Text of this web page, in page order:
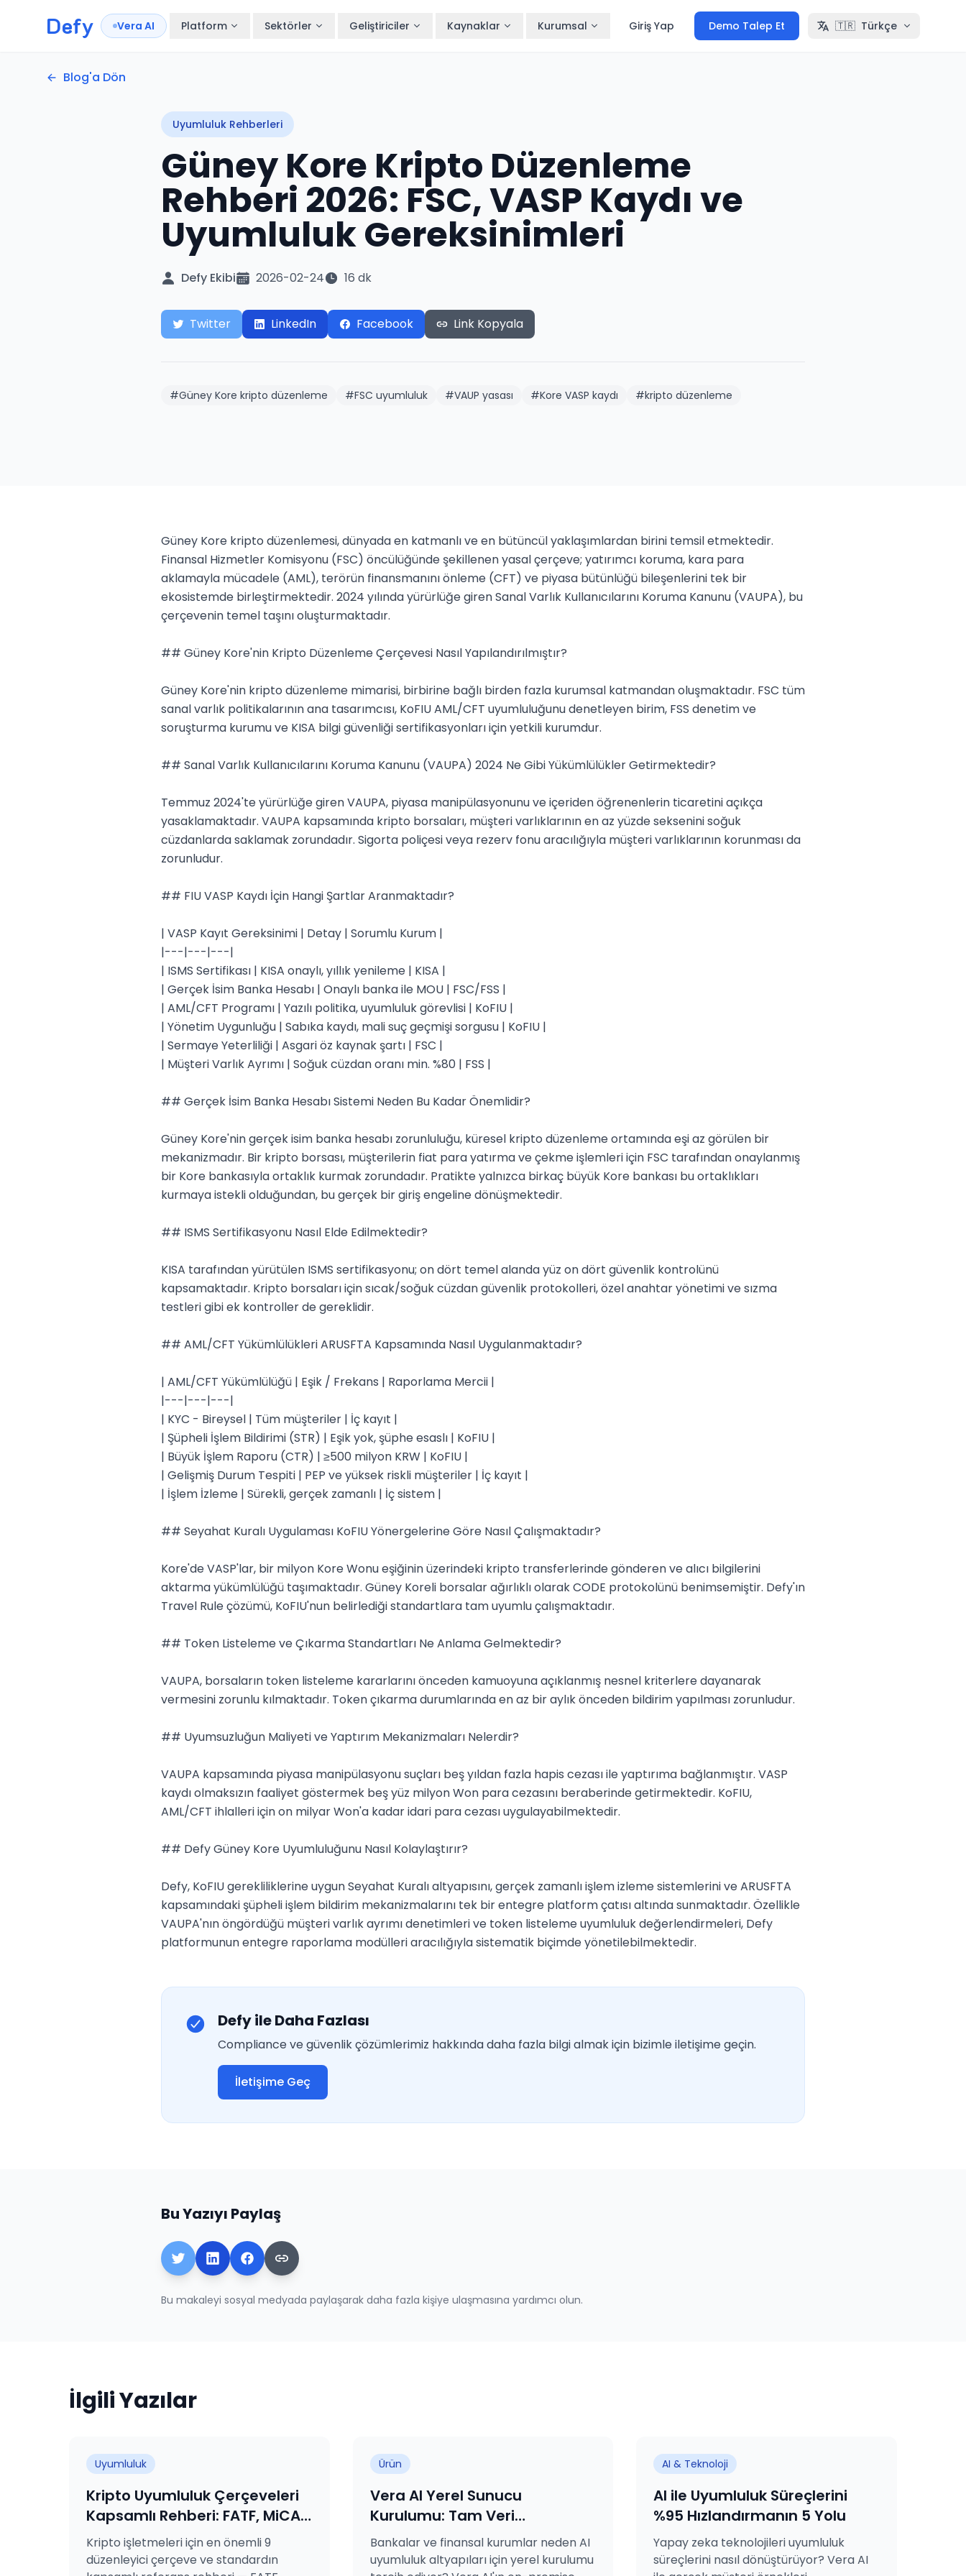
Defy Vera AI Platform Sektörler Geliştiriciler Kaynaklar Kurumsal Giriş Yap Demo Talep Et 🇹🇷 Türkçe
Blog'a Dön
Uyumluluk Rehberleri
Güney Kore Kripto Düzenleme
Rehberi 2026: FSC, VASP Kaydı ve
Uyumluluk Gereksinimleri
Defy Ekibi 2026-02-24 16 dk
Twitter LinkedIn Facebook Link Kopyala
#Güney Kore kripto düzenleme #FSC uyumluluk #VAUP yasası #Kore VASP kaydı #kripto düzenleme
Güney Kore kripto düzenlemesi, dünyada en katmanlı ve en bütüncül yaklaşımlardan birini temsil etmektedir.
Finansal Hizmetler Komisyonu (FSC) öncülüğünde şekillenen yasal çerçeve; yatırımcı koruma, kara para
aklamayla mücadele (AML), terörün finansmanını önleme (CFT) ve piyasa bütünlüğü bileşenlerini tek bir
ekosistemde birleştirmektedir. 2024 yılında yürürlüğe giren Sanal Varlık Kullanıcılarını Koruma Kanunu (VAUPA), bu
çerçevenin temel taşını oluşturmaktadır.
## Güney Kore'nin Kripto Düzenleme Çerçevesi Nasıl Yapılandırılmıştır?
Güney Kore'nin kripto düzenleme mimarisi, birbirine bağlı birden fazla kurumsal katmandan oluşmaktadır. FSC tüm
sanal varlık politikalarının ana tasarımcısı, KoFIU AML/CFT uyumluluğunu denetleyen birim, FSS denetim ve
soruşturma kurumu ve KISA bilgi güvenliği sertifikasyonları için yetkili kurumdur.
## Sanal Varlık Kullanıcılarını Koruma Kanunu (VAUPA) 2024 Ne Gibi Yükümlülükler Getirmektedir?
Temmuz 2024'te yürürlüğe giren VAUPA, piyasa manipülasyonunu ve içeriden öğrenenlerin ticaretini açıkça
yasaklamaktadır. VAUPA kapsamında kripto borsaları, müşteri varlıklarının en az yüzde seksenini soğuk
cüzdanlarda saklamak zorundadır. Sigorta poliçesi veya rezerv fonu aracılığıyla müşteri varlıklarının korunması da
zorunludur.
## FIU VASP Kaydı İçin Hangi Şartlar Aranmaktadır?
| VASP Kayıt Gereksinimi | Detay | Sorumlu Kurum |
|---|---|---|
| ISMS Sertifikası | KISA onaylı, yıllık yenileme | KISA |
| Gerçek İsim Banka Hesabı | Onaylı banka ile MOU | FSC/FSS |
| AML/CFT Programı | Yazılı politika, uyumluluk görevlisi | KoFIU |
| Yönetim Uygunluğu | Sabıka kaydı, mali suç geçmişi sorgusu | KoFIU |
| Sermaye Yeterliliği | Asgari öz kaynak şartı | FSC |
| Müşteri Varlık Ayrımı | Soğuk cüzdan oranı min. %80 | FSS |
## Gerçek İsim Banka Hesabı Sistemi Neden Bu Kadar Önemlidir?
Güney Kore'nin gerçek isim banka hesabı zorunluluğu, küresel kripto düzenleme ortamında eşi az görülen bir
mekanizmadır. Bir kripto borsası, müşterilerin fiat para yatırma ve çekme işlemleri için FSC tarafından onaylanmış
bir Kore bankasıyla ortaklık kurmak zorundadır. Pratikte yalnızca birkaç büyük Kore bankası bu ortaklıkları
kurmaya istekli olduğundan, bu gerçek bir giriş engeline dönüşmektedir.
## ISMS Sertifikasyonu Nasıl Elde Edilmektedir?
KISA tarafından yürütülen ISMS sertifikasyonu; on dört temel alanda yüz on dört güvenlik kontrolünü
kapsamaktadır. Kripto borsaları için sıcak/soğuk cüzdan güvenlik protokolleri, özel anahtar yönetimi ve sızma
testleri gibi ek kontroller de gereklidir.
## AML/CFT Yükümlülükleri ARUSFTA Kapsamında Nasıl Uygulanmaktadır?
| AML/CFT Yükümlülüğü | Eşik / Frekans | Raporlama Mercii |
|---|---|---|
| KYC - Bireysel | Tüm müşteriler | İç kayıt |
| Şüpheli İşlem Bildirimi (STR) | Eşik yok, şüphe esaslı | KoFIU |
| Büyük İşlem Raporu (CTR) | ≥500 milyon KRW | KoFIU |
| Gelişmiş Durum Tespiti | PEP ve yüksek riskli müşteriler | İç kayıt |
| İşlem İzleme | Sürekli, gerçek zamanlı | İç sistem |
## Seyahat Kuralı Uygulaması KoFIU Yönergelerine Göre Nasıl Çalışmaktadır?
Kore'de VASP'lar, bir milyon Kore Wonu eşiğinin üzerindeki kripto transferlerinde gönderen ve alıcı bilgilerini
aktarma yükümlülüğü taşımaktadır. Güney Koreli borsalar ağırlıklı olarak CODE protokolünü benimsemiştir. Defy'ın
Travel Rule çözümü, KoFIU'nun belirlediği standartlara tam uyumlu çalışmaktadır.
## Token Listeleme ve Çıkarma Standartları Ne Anlama Gelmektedir?
VAUPA, borsaların token listeleme kararlarını önceden kamuoyuna açıklanmış nesnel kriterlere dayanarak
vermesini zorunlu kılmaktadır. Token çıkarma durumlarında en az bir aylık önceden bildirim yapılması zorunludur.
## Uyumsuzluğun Maliyeti ve Yaptırım Mekanizmaları Nelerdir?
VAUPA kapsamında piyasa manipülasyonu suçları beş yıldan fazla hapis cezası ile yaptırıma bağlanmıştır. VASP
kaydı olmaksızın faaliyet göstermek beş yüz milyon Won para cezasını beraberinde getirmektedir. KoFIU,
AML/CFT ihlalleri için on milyar Won'a kadar idari para cezası uygulayabilmektedir.
## Defy Güney Kore Uyumluluğunu Nasıl Kolaylaştırır?
Defy, KoFIU gerekliliklerine uygun Seyahat Kuralı altyapısını, gerçek zamanlı işlem izleme sistemlerini ve ARUSFTA
kapsamındaki şüpheli işlem bildirim mekanizmalarını tek bir entegre platform çatısı altında sunmaktadır. Özellikle
VAUPA'nın öngördüğü müşteri varlık ayrımı denetimleri ve token listeleme uyumluluk değerlendirmeleri, Defy
platformunun entegre raporlama modülleri aracılığıyla sistematik biçimde yönetilebilmektedir.
Defy ile Daha Fazlası
Compliance ve güvenlik çözümlerimiz hakkında daha fazla bilgi almak için bizimle iletişime geçin.
İletişime Geç
Bu Yazıyı Paylaş
Bu makaleyi sosyal medyada paylaşarak daha fazla kişiye ulaşmasına yardımcı olun.
İlgili Yazılar
Uyumluluk
Kripto Uyumluluk Çerçeveleri
Kapsamlı Rehberi: FATF, MiCA,
VARA, SAMA, MASAK, GDPR,
KVKK, ISO 27001 ve ISO 31000
Kripto işletmeleri için en önemli 9
düzenleyici çerçeve ve standardın
Ürün
Vera AI Yerel Sunucu
Kurulumu: Tam Veri
Egemenliğiyle Kurumsal AI
Uyumluluğu
Bankalar ve finansal kurumlar neden AI
uyumluluk altyapıları için yerel kurulumu
AI & Teknoloji
AI ile Uyumluluk Süreçlerini
%95 Hızlandırmanın 5 Yolu
Yapay zeka teknolojileri uyumluluk
süreçlerini nasıl dönüştürüyor? Vera AI